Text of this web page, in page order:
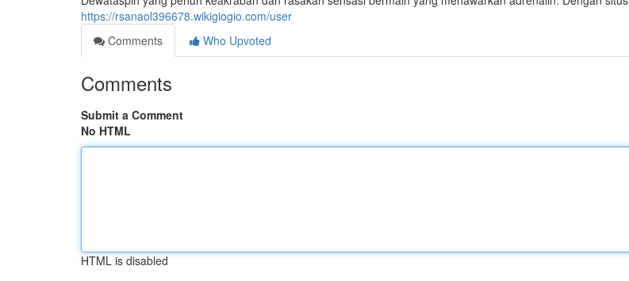
https://rsanaol396678.wikigiogio.com/user
Comments
Who Upvoted
Comments
Submit a Comment
No HTML
HTML is disabled